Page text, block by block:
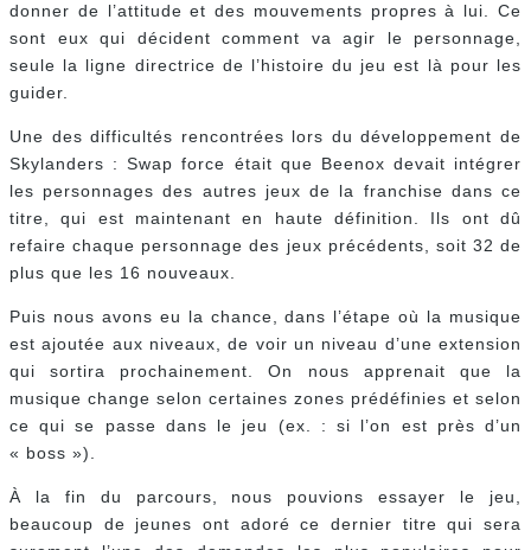
donner de l’attitude et des mouvements propres à lui. Ce
sont eux qui décident comment va agir le personnage,
seule la ligne directrice de l’histoire du jeu est là pour les
guider.
Une des difficultés rencontrées lors du développement de
Skylanders : Swap force était que Beenox devait intégrer
les personnages des autres jeux de la franchise dans ce
titre, qui est maintenant en haute définition. Ils ont dû
refaire chaque personnage des jeux précédents, soit 32 de
plus que les 16 nouveaux.
Puis nous avons eu la chance, dans l’étape où la musique
est ajoutée aux niveaux, de voir un niveau d’une extension
qui sortira prochainement. On nous apprenait que la
musique change selon certaines zones prédéfinies et selon
ce qui se passe dans le jeu (ex. : si l’on est près d’un
« boss »).
À la fin du parcours, nous pouvions essayer le jeu,
beaucoup de jeunes ont adoré ce dernier titre qui sera